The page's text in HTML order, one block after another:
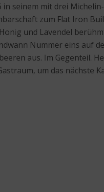
in seinem mit drei
zum Flat Iron
und Lavendel
Nummer eins auf
aus. Im Gegenteil.
um das nächste